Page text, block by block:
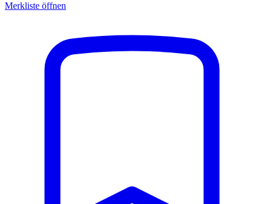
Merkliste öffnen